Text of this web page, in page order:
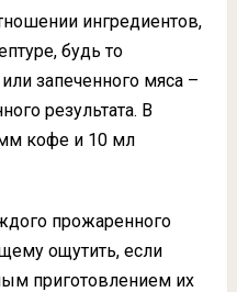
ингредиентов,
будь то
запеченного мяса –
результата. В
кофе и 10 мл
прожаренного
ощутить, если
приготовлением их